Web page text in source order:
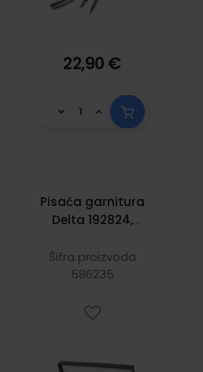
22,90 €
Pisaća garnitura
Delta 192824,
Šifra proizvoda
586235